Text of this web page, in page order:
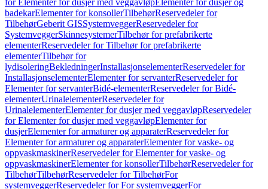
for Elementer for dusjer med veggavløpElementer for dusjer og
badekarElementer for konsollerTilbehørReservedeler for
TilbehørGeberit GISSystemveggerReservedeler for
SystemveggerSkinnesystemerTilbehør for prefabrikerte
elementerReservedeler for Tilbehør for prefabrikerte
elementerTilbehør for
lydisoleringBekledningerInstallasjonselementerReservedeler for
InstallasjonselementerElementer for servanterReservedeler for
Elementer for servanterBidé-elementerReservedeler for Bidé-
elementerUrinalelementerReservedeler for
UrinalelementerElementer for dusjer med veggavløpReservedeler
for Elementer for dusjer med veggavløpElementer for
dusjerElementer for armaturer og apparaterReservedeler for
Elementer for armaturer og apparaterElementer for vaske- og
oppvaskmaskinerReservedeler for Elementer for vaske- og
oppvaskmaskinerElementer for konsollerTilbehørReservedeler for
TilbehørTilbehørReservedeler for TilbehørFor
systemveggerReservedeler for For systemveggerFor